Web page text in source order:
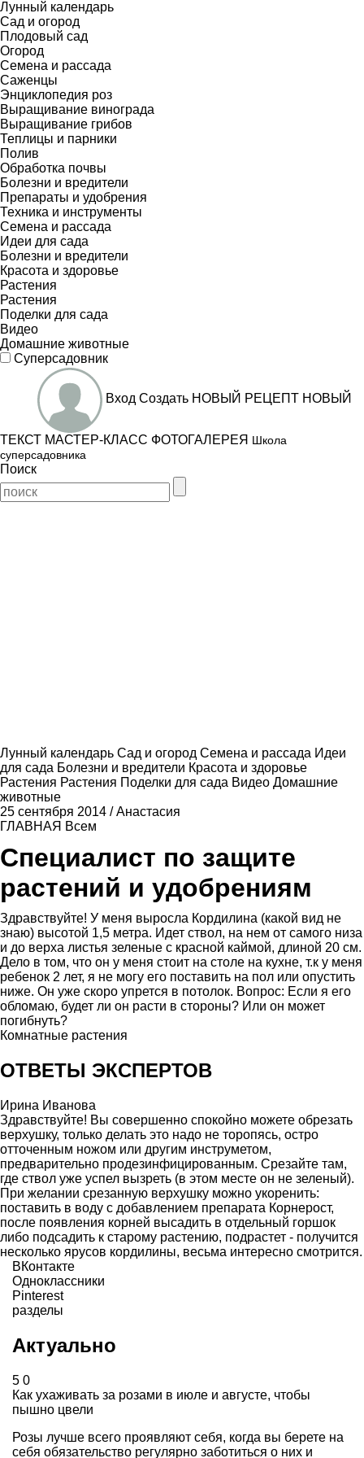
Лунный календарь
Сад и огород
Плодовый сад
Огород
Семена и рассада
Саженцы
Энциклопедия роз
Выращивание винограда
Выращивание грибов
Теплицы и парники
Полив
Обработка почвы
Болезни и вредители
Препараты и удобрения
Техника и инструменты
Семена и рассада
Идеи для сада
Болезни и вредители
Красота и здоровье
Растения
Растения
Поделки для сада
Видео
Домашние животные
Суперсадовник
Вход Создать НОВЫЙ РЕЦЕПТ НОВЫЙ
ТЕКСТ МАСТЕР-КЛАСС ФОТОГАЛЕРЕЯ Школа
суперсадовника
Поиск
Лунный календарь Сад и огород Семена и рассада Идеи
для сада Болезни и вредители Красота и здоровье
Растения Растения Поделки для сада Видео Домашние
животные
25 сентября 2014 /Анастасия
ГЛАВНАЯ Всем
Специалист по защите
растений и удобрениям
Здравствуйте! У меня выросла Кордилина (какой вид не
знаю) высотой 1,5 метра. Идет ствол, на нем от самого низа
и до верха листья зеленые с красной каймой, длиной 20 см.
Дело в том, что он у меня стоит на столе на кухне, т.к у меня
ребенок 2 лет, я не могу его поставить на пол или опустить
ниже. Он уже скоро упрется в потолок. Вопрос: Если я его
обломаю, будет ли он расти в стороны? Или он может
погибнуть?
Комнатные растения
ОТВЕТЫ ЭКСПЕРТОВ
Ирина Иванова
Здравствуйте! Вы совершенно спокойно можете обрезать
верхушку, только делать это надо не торопясь, остро
отточенным ножом или другим инструметом,
предварительно продезинфицированным. Срезайте там,
где ствол уже успел вызреть (в этом месте он не зеленый).
При желании срезанную верхушку можно укоренить:
поставить в воду с добавлением препарата Корнерост,
после появления корней высадить в отдельный горшок
либо подсадить к старому растению, подрастет - получится
несколько ярусов кордилины, весьма интересно смотрится.
ВКонтакте
Одноклассники
Pinterest
разделы
Актуально
5 0
Как ухаживать за розами в июле и августе, чтобы
пышно цвели
Розы лучше всего проявляют себя, когда вы берете на
себя обязательство регулярно заботиться о них и